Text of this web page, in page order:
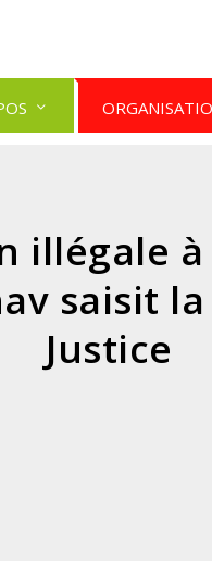
illégale à
saisit
Justice